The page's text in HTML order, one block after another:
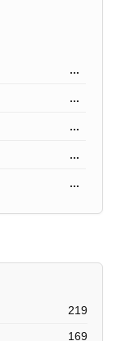
...
...
...
...
...
219
169